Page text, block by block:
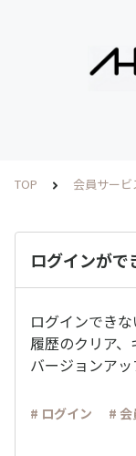
TOP 会員サー
ログインがで
ログインでき
履歴のクリア
バージョンアッ
# ログイン # 会